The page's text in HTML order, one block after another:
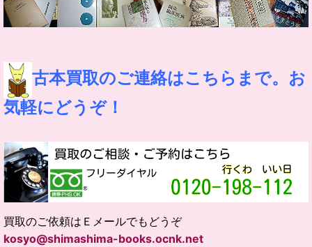
古本買取のご連絡はこちらまで。お
気軽にどうぞ！
買取のご依頼はＥメールでもどうぞ
kosyo@shimashima-books.ocnk.net